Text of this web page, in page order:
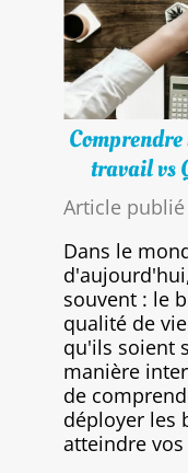
travail vs
Article
Dans le
souvent : le
qualité de
qu'ils soient
manière
de
déployer les
atteindre